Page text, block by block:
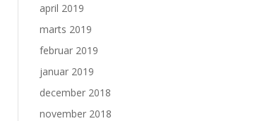
april 2019
marts 2019
februar 2019
januar 2019
december 2018
november 2018